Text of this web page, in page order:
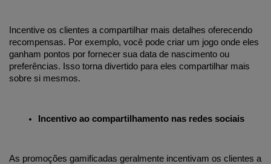
Incentive os clientes a compartilhar mais detalhes oferecendo
recompensas. Por exemplo, você pode criar um jogo onde eles
ganham pontos por fornecer sua data de nascimento ou
preferências. Isso torna divertido para eles compartilhar mais
sobre si mesmos.
Incentivo ao compartilhamento nas redes sociais
As promoções gamificadas geralmente incentivam os clientes a